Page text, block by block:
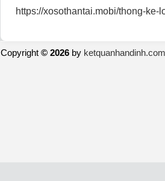
https://xosothantai.mobi/thong-ke-
Copyright © 2026 by ketquanhandinh.com